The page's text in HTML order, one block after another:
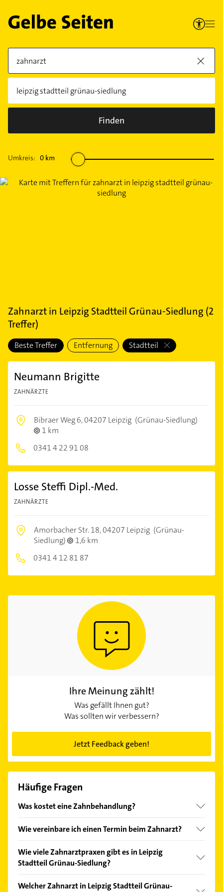
Finden
Umkreis: 0 km
Zahnarztin Leipzig Stadtteil Grünau-Siedlung (2
Treffer)
Beste Treffer Entfernung Stadtteil
Neumann Brigitte
ZAHNÄRZTE
Bibraer Weg 6,04207 Leipzig (Grünau-Siedlung)
1 km
0341 4 22 91 08
Losse Steffi Dipl.-Med.
ZAHNÄRZTE
Amorbacher Str. 18,04207 Leipzig (Grünau-
Siedlung)
1,6 km
0341 4 12 81 87
Ihre Meinung zählt!
Was gefällt Ihnen gut?
Was sollten wir verbessern?
Jetzt Feedback geben!
Häufige Fragen
Was kostet eine Zahnbehandlung?
bietet Ihnen immer die bestmögliche Behandlung
nach Art und Umfang der Leistung. Für eine
Zahnreinigung zahlen Sie im Durchschnitt zwischen
Zahnarztkosten meist im vierstelligen Bereich.
Wie vereinbare ich einen Termin beim Zahnarzt?
besten per Telefon. Viele Praxen bieten auch eine
Online-Terminbuchung an. Bei starken Schmerzen
der Zahnarztpraxis in Leipzig Stadtteil Grünau-
Wie viele Zahnarztpraxen gibt es in Leipzig
Stadtteil Grünau-Siedlung?
Welcher Zahnarzt in Leipzig Stadtteil Grünau-